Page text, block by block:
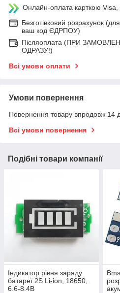
Онлайн-оплата карткою
Безготівковий розрахунок
ваш код ЄДРПОУ)
Післяоплата (ПРИ
ОДРАЗУ!)
Всі умови оплати
Умови повернення
Повернення товару впродовж 14
Всі умови повернення
Подібні товари компанії
Індикатор рівня заряду
батареї 2S Li-ion, 18650,
6.6-8.4В